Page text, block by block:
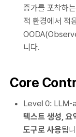
증가를 포착하
적 환경에서 적
니다.
Core
Level 0: LLM-
텍스트 생성,
도구로 사용됩